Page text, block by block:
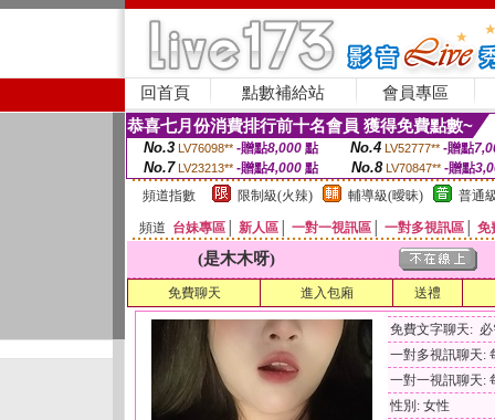
回首頁 點數補給站 會員專區
恭喜七月份消費排行前十名會員 獲得免費點數~
No.3 LV76098** -贈點8,000點 No.4 LV52777** -贈點
No.7 LV23213** -贈點4,000 點 No.8 LV70847** -贈點
頻道指數
限制級(火辣) 輔導級(曖昧) 普通
頻道 台妹專區 新人區 一對一視訊區 一對多視訊區 免
(是木木呀)
免費聊天 進入包廂 送禮
免費文字聊天:
一對多視訊聊天:
一對一視訊聊天:
性別: 女性